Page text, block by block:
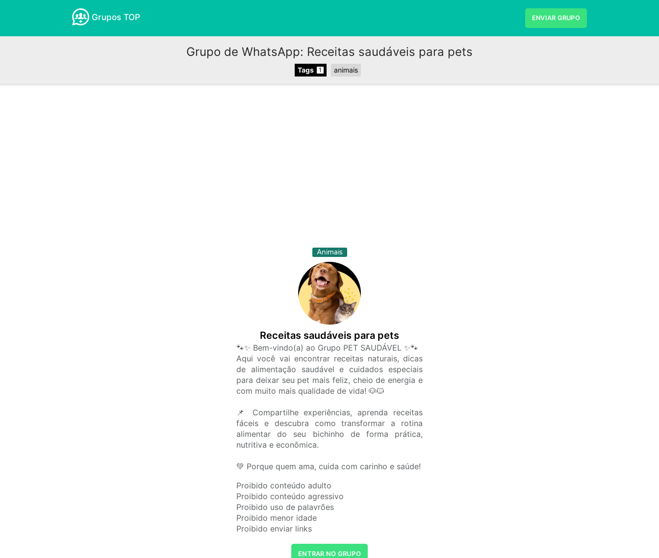
Grupos TOP ENVIAR GRUPO
Grupo de WhatsApp: Receitas saudáveis para pets
Tags 1 animais
Animais
Receitas saudáveis para pets
🐾✨ Bem-vindo(a) ao Grupo PET SAUDÁVEL ✨🐾
Aqui você vai encontrar receitas naturais, dicas
de alimentação saudável e cuidados especiais
para deixar seu pet mais feliz, cheio de energia e
com muito mais qualidade de vida! 🐶🐱
📌 Compartilhe experiências, aprenda receitas
fáceis e descubra como transformar a rotina
alimentar do seu bichinho de forma prática,
nutritiva e econômica.
💚 Porque quem ama, cuida com carinho e saúde!
Proibido conteúdo adulto
Proibido conteúdo agressivo
Proibido uso de palavrões
Proibido menor idade
Proibido enviar links
ENTRAR NO GRUPO